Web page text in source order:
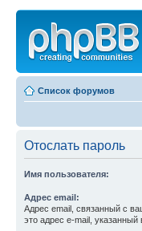
Список форумов
Отослать пароль
Имя пользователя:
Адрес email:
Адрес email, связанный с
это адрес e-mail, указанный